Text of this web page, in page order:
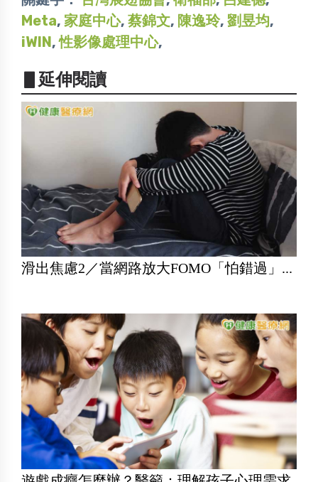
Meta, 家庭中心, 蔡錦文, 陳逸玲, 劉昱均,
iWIN,性影像處理中心,
▋延伸閱讀
滑出焦慮2／當網路放大FOMO「怕錯過」...